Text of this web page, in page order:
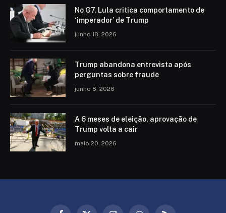
No G7, Lula critica comportamento de
‘imperador’ de Trump
junho 18, 2026
Trump abandona entrevista após
perguntas sobre fraude
junho 8, 2026
A 6 meses de eleição, aprovação de
Trump volta a cair
maio 20, 2026